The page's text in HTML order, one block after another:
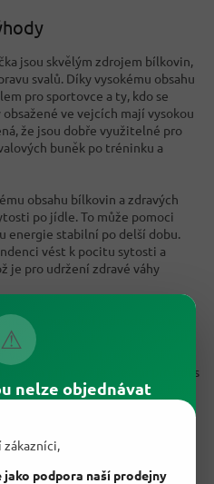
⚠
nelze objednávat
zákazníci,
jako podpora naší prodejny
jsou skvělým zdrojem bílkovin,
svalů. Díky vysokému obsahu
pro sportovce a ty, kdo se
ve vejcích mají vysokou
že jsou dobře využitelné pro
buněk po tréninku a
obsahu bílkovin a zdravých
po jídle. To může pomoci
stabilní po delší dobu.
vést k pocitu sytosti a
je pro udržení zdravé váhy
jsou velmi jednoduchá na
Můžete je vařit, smažit,
formě omelety nebo dokonce
příprava je ideální pro lidi s
rychlé a vyvážené jídlo.
s různými druhy zeleniny,
v jídelníčku a zajišťuje